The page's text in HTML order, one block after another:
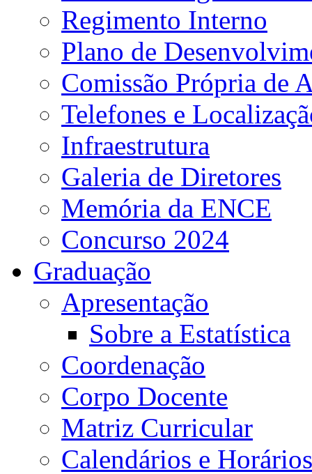
Regimento Interno
Plano de
Comissão Própria de
Telefones e
Infraestrutura
Galeria de Diretores
Memória da ENCE
Concurso 2024
Graduação
Apresentação
Sobre a Estatística
Coordenação
Corpo Docente
Matriz Curricular
Calendários e Horários